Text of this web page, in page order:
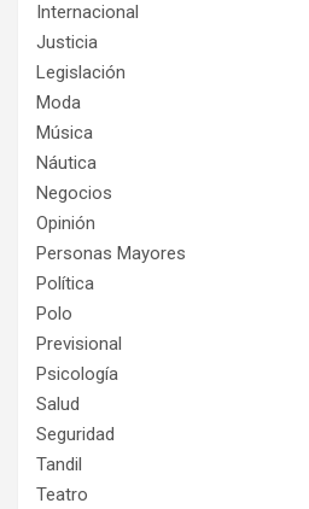
Internacional
Justicia
Legislación
Moda
Música
Náutica
Negocios
Opinión
Personas Mayores
Política
Polo
Previsional
Psicología
Salud
Seguridad
Tandil
Teatro